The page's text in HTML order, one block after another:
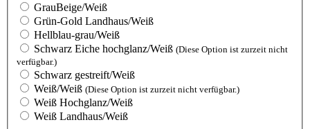
GrauBeige/Weiß
Grün-Gold Landhaus/Weiß
Hellblau-grau/Weiß
Schwarz Eiche hochglanz/Weiß (Diese Option ist zurzeit nicht
verfügbar.)
Schwarz gestreift/Weiß
Weiß/Weiß (Diese Option ist zurzeit nicht verfügbar.)
Weiß Hochglanz/Weiß
Weiß Landhaus/Weiß